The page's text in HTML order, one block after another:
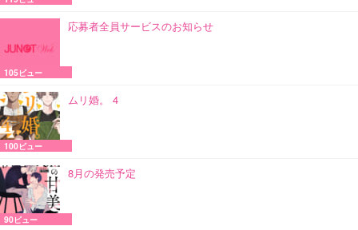
応募者全員サービスのお知らせ
105ビュー
ムリ婚。 4
100ビュー
8月の発売予定
90ビュー